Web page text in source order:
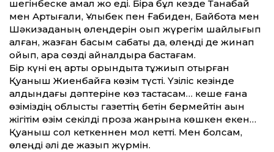
шегінбеске амал жоқ еді. Бірақ бұл кезде Танабай
мен Артығали, Ұлықбек пен Ғабиден, Байбота мен
Шәкизаданың өлеңдерін оқып жүрегім шайлығып
қалған, жазған басым сабақты да, өлеңді де жинап
қойып, қара сөзді айналдыра бастағам.
Бір күні ең артқы орындықта тұқжиып отырған
Қуаныш Жиенбайға көзім түсті. Үзіліс кезінде
алдындағы дәптеріне көз тастасам… кеше ғана
өзіміздің облыстық газеттің бетін бермейтін ақын
жігітім өзім секілді проза жанрына көшкен екен…
Қуаныш сол кеткеннен мол кетті. Мен болсам,
өлеңді әлі де жазып жүрмін.